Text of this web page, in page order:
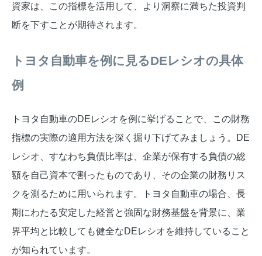
資家は、この指標を活用して、より洞察に満ちた投資判
断を下すことが期待されます。
トヨタ自動車を例に見るDEレシオの具体
例
トヨタ自動車のDEレシオを例に挙げることで、この財務
指標の実際の適用方法を深く掘り下げてみましょう。DE
レシオ、すなわち負債比率は、企業が保有する負債の総
額を自己資本で割ったものであり、その企業の財務リス
クを測るために用いられます。トヨタ自動車の場合、長
期にわたる安定した経営と強固な財務基盤を背景に、業
界平均と比較しても健全なDEレシオを維持していること
が知られています。